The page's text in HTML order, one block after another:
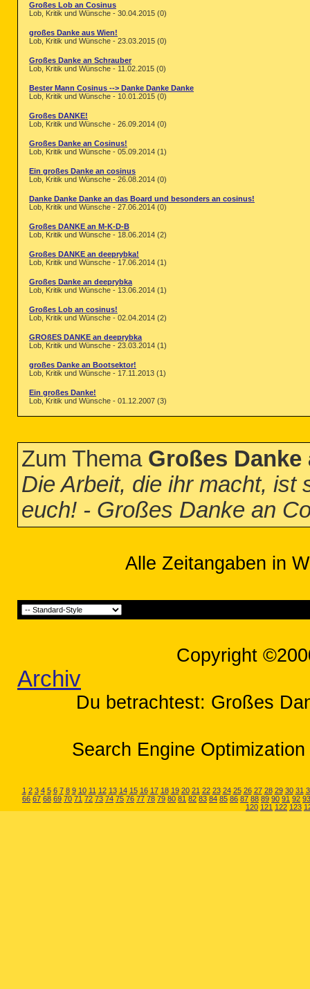
Großes Lob an Cosinus
Lob, Kritik und Wünsche - 30.04.2015 (0)
großes Danke aus Wien!
Lob, Kritik und Wünsche - 23.03.2015 (0)
Großes Danke an Schrauber
Lob, Kritik und Wünsche - 11.02.2015 (0)
Bester Mann Cosinus --> Danke Danke Danke
Lob, Kritik und Wünsche - 10.01.2015 (0)
Großes DANKE!
Lob, Kritik und Wünsche - 26.09.2014 (0)
Großes Danke an Cosinus!
Lob, Kritik und Wünsche - 05.09.2014 (1)
Ein großes Danke an cosinus
Lob, Kritik und Wünsche - 26.08.2014 (0)
Danke Danke Danke an das Board und besonders an cosinus!
Lob, Kritik und Wünsche - 27.06.2014 (0)
Großes DANKE an M-K-D-B
Lob, Kritik und Wünsche - 18.06.2014 (2)
Großes DANKE an deeprybka!
Lob, Kritik und Wünsche - 17.06.2014 (1)
Großes Danke an deeprybka
Lob, Kritik und Wünsche - 13.06.2014 (1)
Großes Lob an cosinus!
Lob, Kritik und Wünsche - 02.04.2014 (2)
GROßES DANKE an deeprybka
Lob, Kritik und Wünsche - 23.03.2014 (1)
großes Danke an Bootsektor!
Lob, Kritik und Wünsche - 17.11.2013 (1)
Ein großes Danke!
Lob, Kritik und Wünsche - 01.12.2007 (3)
Zum Thema Großes
Die Arbeit, die ihr macht, ist
euch! - Großes Danke an
Alle Zeitangaben in
Copyright
Archiv
Du betrachtest: Großes
Search Engine
1 2 3 4 5 6 7 8 9 10 11 12 13 14 15 16 17 18 19 20 21 22 23 24 25 26 27 28 29 30 31
66 67 68 69 70 71 72 73 74 75 76 77 78 79 80 81 82 83 84 85 86 87 88 89 90 91 92 93
120 121 122 123